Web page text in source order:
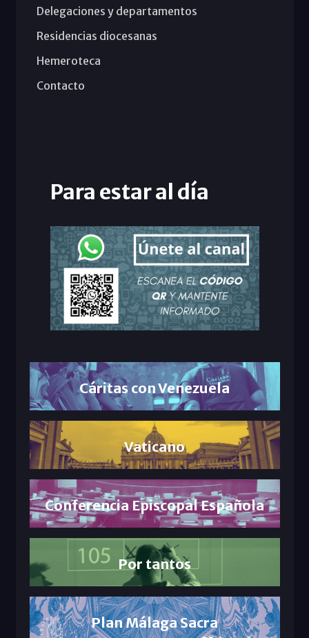
Delegaciones y departamentos
Residencias diocesanas
Hemeroteca
Contacto
Para estar al día
Cáritas con Venezuela
Vaticano
Conferencia Episcopal Española
Por tantos
Plan Málaga Sacra